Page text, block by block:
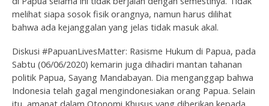
melihat siapa sosok fisik orangnya, namun harus dilihat
bahwa ada kejanggalan yang jelas tidak masuk akal.
Diskusi #PapuanLivesMatter: Rasisme Hukum di Papua, pada
Sabtu (06/06/2020) kemarin juga dihadiri mantan tahanan
politik Papua, Sayang Mandabayan. Dia menganggap bahwa
Indonesia telah gagal mengindonesiakan orang Papua. Selain
itu, amanat dalam Otonomi Khusus yang diberikan kepada